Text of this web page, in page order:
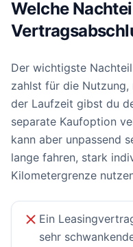
Welche
Der wichtigste
zahlst für die
der Laufzeit gibst du
separate Kaufoption
kann aber unpassend
lange fahren, stark
Kilometergrenze
Ein
sehr